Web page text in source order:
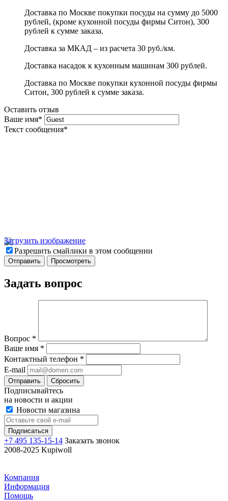
Доставка по Москве покупки посуды на сумму до 5000
рублей, (кроме кухонной посуды фирмы Ситон), 300
рублей к сумме заказа.
Доставка за МКАД – из расчета 30 руб./км.
Доставка насадок к кухонным машинам 300 рублей.
Доставка по Москве покупки кухонной посуды фирмы
Ситон, 300 рублей к сумме заказа.
Оставить отзыв
Ваше имя*
Текст сообщения*
Загрузить изображение
Разрешить смайлики в этом сообщении
Задать вопрос
Вопрос *
Ваше имя *
Контактный телефон *
E-mail
Отправить Сбросить
Подписывайтесь
на новости и акции
Новости магазина
+7 495 135-15-14 Заказать звонок
2008-2025 Kupiwoll
Компания
Информация
Помощь